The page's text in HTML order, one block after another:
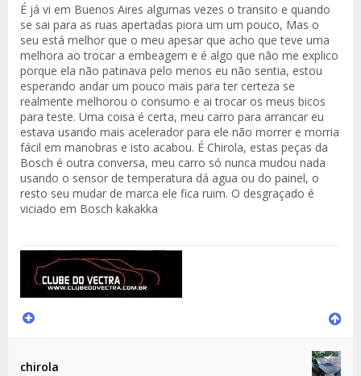
É já vi em Buenos Aires algumas vezes o transito e quando
se sai para as ruas apertadas piora um um pouco, Mas o
seu está melhor que o meu apesar que acho que teve uma
melhora ao trocar a embeagem e é algo que não me explico
porque ela não patinava pelo menos eu não sentia, estou
esperando andar um pouco mais para ter certeza se
realmente melhorou o consumo e ai trocar os meus bicos
para teste. Uma coisa é certa, meu carro para arrancar eu
estava usando mais acelerador para ele não morrer e morria
fácil em manobras e isto acabou. É Chirola, estas peças da
Bosch é outra conversa, meu carro só nunca mudou nada
usando o sensor de temperatura dá agua ou do painel, o
resto seu mudar de marca ele fica ruim. O desgraçado é
viciado em Bosch kakakka
chirola